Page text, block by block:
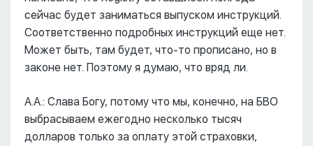
сейчас будет заниматься выпуском инструкций.
Соответственно подробных инструкций еще нет.
Может быть, там будет, что-то прописано, но в
законе нет. Поэтому я думаю, что вряд ли.
А.А.: Слава Богу, потому что мы, конечно, на БВО
выбрасываем ежегодно несколько тысяч
долларов только за оплату этой страховки,